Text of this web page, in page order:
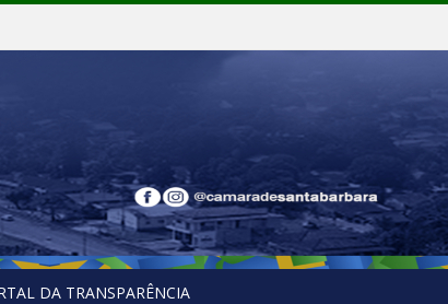
DA TRANSPARÊNCIA